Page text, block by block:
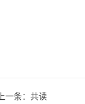
上一条： 共读